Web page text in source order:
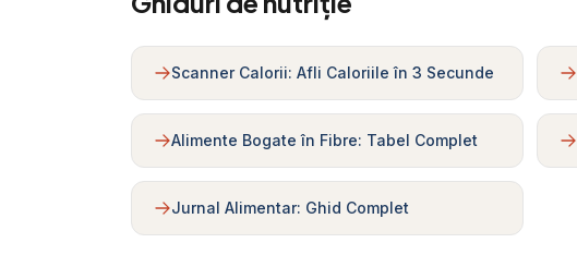
Scanner Calorii: Afli Caloriile în 3 Secunde
Alimente Bogate în Fibre: Tabel Complet
Jurnal Alimentar: Ghid Complet